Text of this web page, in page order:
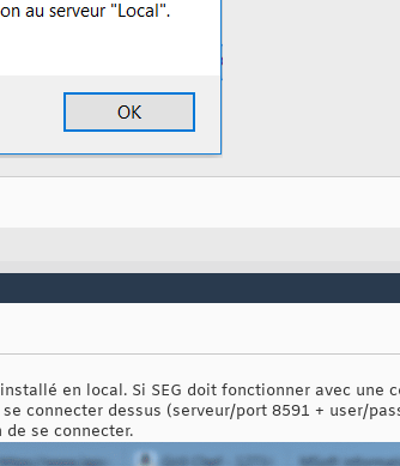
en local. Si SEG doit fonctionner avec une
connecter dessus (serveur/port 8591 + user/
se connecter.